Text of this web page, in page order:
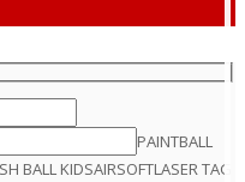
PAINTBALL
BALL KIDSAIRSOFTLASER TAG